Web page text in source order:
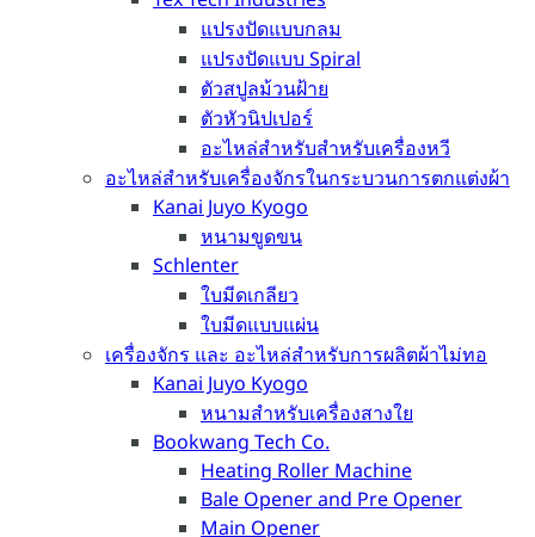
แปรงปัดแบบกลม
แปรงปัดแบบ Spiral
ตัวสปูลม้วนฝ้าย
ตัวหัวนิปเปอร์
อะไหล่สำหรับสำหรับเครื่องหวี
อะไหล่สำหรับเครื่องจักรในกระบวนการตกแต่งผ้า
Kanai Juyo Kyogo
หนามขูดขน
Schlenter
ใบมีดเกลียว
ใบมีดแบบแผ่น
เครื่องจักร และ อะไหล่สำหรับการผลิตผ้าไม่ทอ
Kanai Juyo Kyogo
หนามสำหรับเครื่องสางใย
Bookwang Tech Co.
Heating Roller Machine
Bale Opener and Pre Opener
Main Opener